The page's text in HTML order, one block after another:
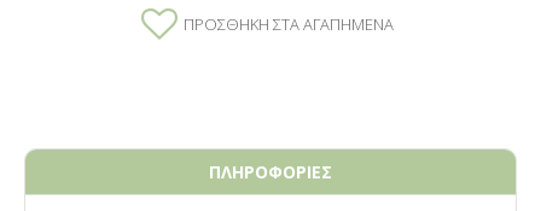
ΠΡΟΣΘΉΚΗ ΣΤΑ ΑΓΑΠΗΜΈΝΑ
ΠΛΗΡΟΦΟΡΙΕΣ